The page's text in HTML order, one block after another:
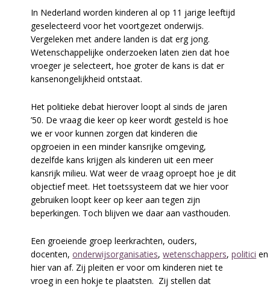
In Nederland worden kinderen al op 11 jarige leeftijd
geselecteerd voor het voortgezet onderwijs.
Vergeleken met andere landen is dat erg jong.
Wetenschappelijke onderzoeken laten zien dat hoe
vroeger je selecteert, hoe groter de kans is dat er
kansenongelijkheid ontstaat.
Het politieke debat hierover loopt al sinds de jaren
’50. De vraag die keer op keer wordt gesteld is hoe
we er voor kunnen zorgen dat kinderen die
opgroeien in een minder kansrijke omgeving,
dezelfde kans krijgen als kinderen uit een meer
kansrijk milieu. Wat weer de vraag oproept hoe je dit
objectief meet. Het toetssysteem dat we hier voor
gebruiken loopt keer op keer aan tegen zijn
beperkingen. Toch blijven we daar aan vasthouden.
Een groeiende groep leerkrachten, ouders,
docenten,onderwijsorganisaties,wetenschappers,politici
hier van af. Zij pleiten er voor om kinderen niet te
vroeg in een hokje te plaatsten. Zij stellen dat